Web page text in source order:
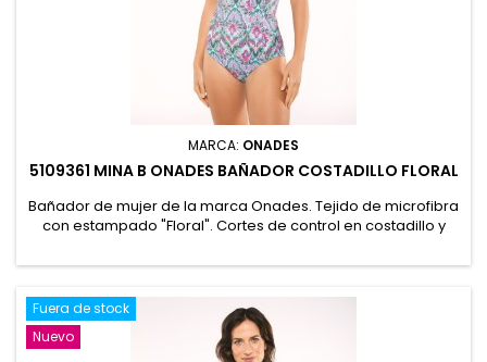
MARCA: ONADES
5109361 MINA B ONADES BAÑADOR COSTADILLO FLORAL
Bañador de mujer de la marca Onades. Tejido de microfibra
con estampado "Floral". Cortes de control en costadillo y
forro de control en interior completo y tirantes regulables.
Fuera de stock
Nuevo